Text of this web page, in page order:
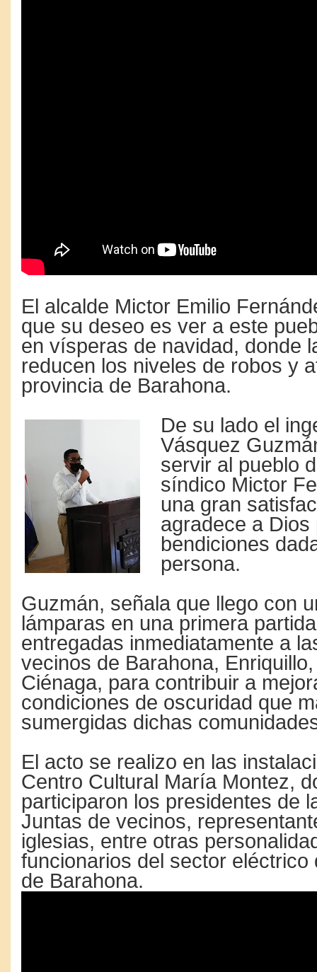
El alcalde Mictor Emilio
que su deseo es ver a este
en vísperas de navidad, donde
reducen los niveles de robos y
provincia de Barahona.
De su lado el
Vásquez
servir al pueblo
síndico Mictor
una gran
agradece a Dios
bendiciones
persona.
Guzmán, señala que llego con
lámparas en una primera
entregadas inmediatamente a
vecinos de Barahona,
Ciénaga, para contribuir a
condiciones de oscuridad que
sumergidas dichas
El acto se realizo en las
Centro Cultural María Montez,
participaron los presidentes de
Juntas de vecinos,
iglesias, entre otras
funcionarios del sector eléctrico
de Barahona.